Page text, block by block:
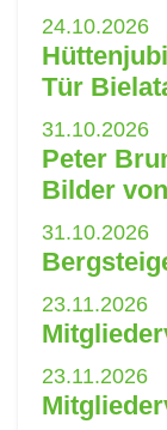
24.10.2026
Tür
31.10.2026
Peter
Bilder
31.10.2026
23.11.2026
23.11.2026